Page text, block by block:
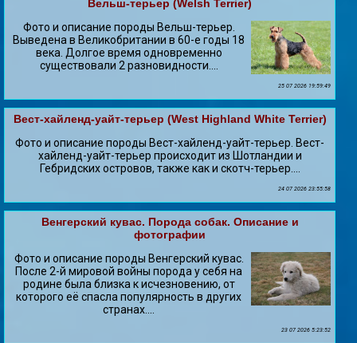
Вельш-терьер (Welsh Terrier)
Фото и описание породы Вельш-терьер.
Выведена в Великобритании в 60-е годы 18
века. Долгое время одновременно
существовали 2 разновидности....
25 07 2026 19:59:49
Вест-хайленд-уайт-терьер (West Highland White Terrier)
Фото и описание породы Вест-хайленд-уайт-терьер. Вест-
хайленд-уайт-терьер происходит из Шотландии и
Гебридских островов, также как и скотч-терьер....
24 07 2026 23:55:58
Венгерский кувас. Порода собак. Описание и
фотографии
Фото и описание породы Венгерский кувас.
После 2-й мировой войны порода у себя на
родине была близка к исчезновению, от
которого её спасла популярность в других
странах....
23 07 2026 5:23:52